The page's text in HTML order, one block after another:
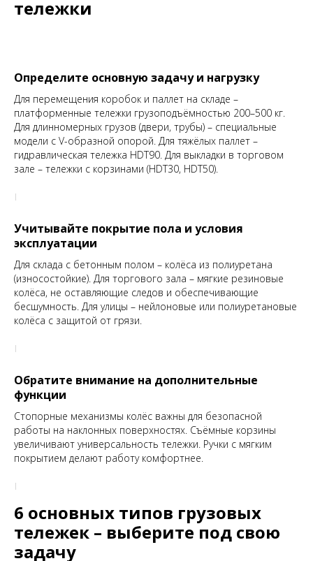
тележки
Определите основную задачу и нагрузку
Для перемещения коробок и паллет на складе –
платформенные тележки грузоподъёмностью 200–500 кг.
Для длинномерных грузов (двери, трубы) – специальные
модели с V-образной опорой. Для тяжёлых паллет –
гидравлическая тележка HDT90. Для выкладки в торговом
зале – тележки с корзинами (HDT30, HDT50).
Учитывайте покрытие пола и условия
эксплуатации
Для склада с бетонным полом – колёса из полиуретана
(износостойкие). Для торгового зала – мягкие резиновые
колёса, не оставляющие следов и обеспечивающие
бесшумность. Для улицы – нейлоновые или полиуретановые
колёса с защитой от грязи.
Обратите внимание на дополнительные
функции
Стопорные механизмы колёс важны для безопасной
работы на наклонных поверхностях. Съёмные корзины
увеличивают универсальность тележки. Ручки с мягким
покрытием делают работу комфортнее.
6 основных типов грузовых
тележек – выберите под свою
задачу